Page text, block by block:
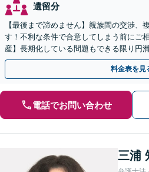
遺留分
【最後まで諦めません】親族間の交渉、
す！不利な条件で合意してしまう前にご
産】長期化している問題もできる限り円
承継／相続放棄も対応可能。【JR千葉駅
料金表を見
電話でお問い合わせ
三浦